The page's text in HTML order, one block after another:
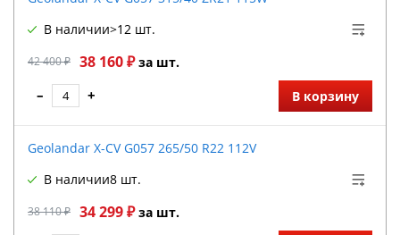
42 400 ₽ 38 160 ₽за шт.
В наличии>12 шт.
– + В корзину
Geolandar X-CV G057 265/50 R22 112V
38 110 ₽ 34 299 ₽за шт.
В наличии8 шт.